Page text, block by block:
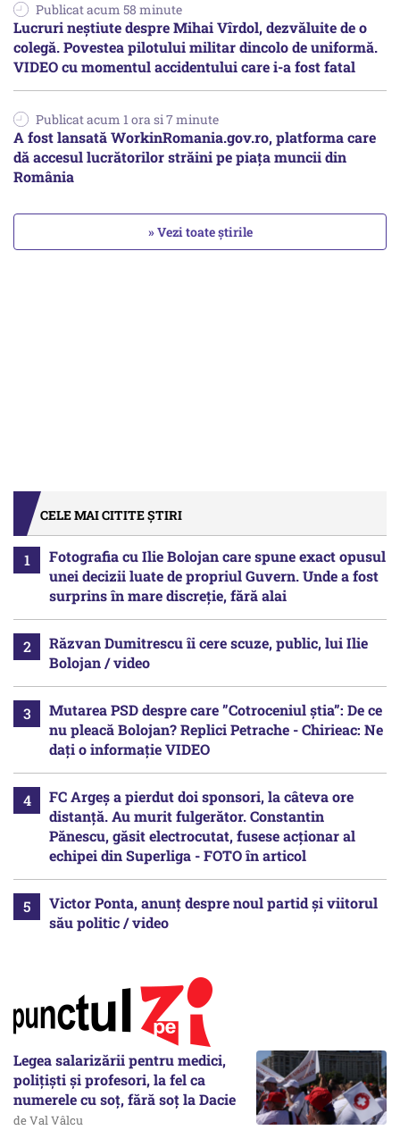
Publicat acum 58 minute
Lucruri neștiute despre Mihai Vîrdol, dezvăluite de o
colegă. Povestea pilotului militar dincolo de uniformă.
VIDEO cu momentul accidentului care i-a fost fatal
Publicat acum 1 ora si 7 minute
A fost lansată WorkinRomania.gov.ro, platforma care
dă accesul lucrătorilor străini pe piața muncii din
România
» Vezi toate știrile
CELE MAI CITITE ȘTIRI
Fotografia cu Ilie Bolojan care spune exact opusul
unei decizii luate de propriul Guvern. Unde a fost
surprins în mare discreție, fără alai
Răzvan Dumitrescu îi cere scuze, public, lui Ilie
Bolojan / video
Mutarea PSD despre care ”Cotroceniul știa”: De ce
nu pleacă Bolojan? Replici Petrache - Chirieac: Ne
dați o informație VIDEO
FC Argeș a pierdut doi sponsori, la câteva ore
distanță. Au murit fulgerător. Constantin
Pănescu, găsit electrocutat, fusese acționar al
echipei din Superliga - FOTO în articol
Victor Ponta, anunț despre noul partid și viitorul
său politic / video
Legea salarizării pentru medici,
polițiști și profesori, la fel ca
numerele cu soț, fără soț la Dacie
de Val Vâlcu